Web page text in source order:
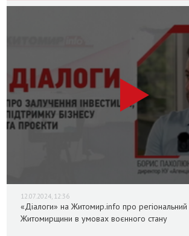
12.07.2024, 12:36
«Діалоги» на Житомир.info про регіональний
Житомирщини в умовах воєнного стану